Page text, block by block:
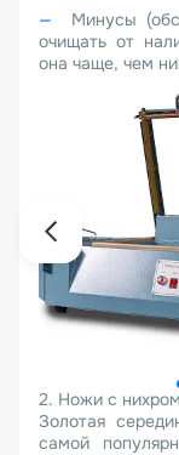
Минусы
очищать от
она чаще, чем
2. Ножи с
Золотая
самой